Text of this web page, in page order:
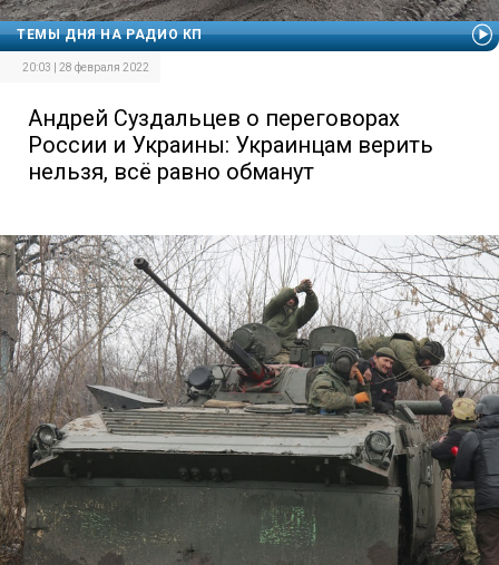
ТЕМЫ ДНЯ НА РАДИО КП
20:03 | 28 февраля 2022
Андрей Суздальцев о переговорах
России и Украины: Украинцам верить
нельзя, всё равно обманут